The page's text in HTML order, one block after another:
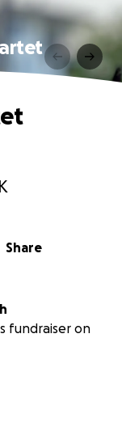
Share
fundraiser on